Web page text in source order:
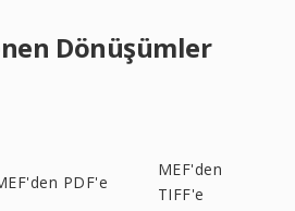
Dönüşümler
PDF'e
MEF'den
TIFF'e